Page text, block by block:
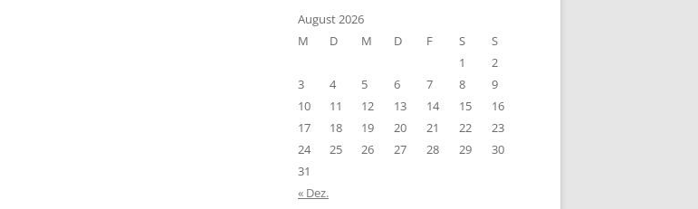
August 2026
M
D M D F S
S
1
2
3
4 5 6 7 8
9
10
11 12 13 14 15
16
17
18 19 20 21 22
23
24
25 26 27 28 29
30
31
« Dez.